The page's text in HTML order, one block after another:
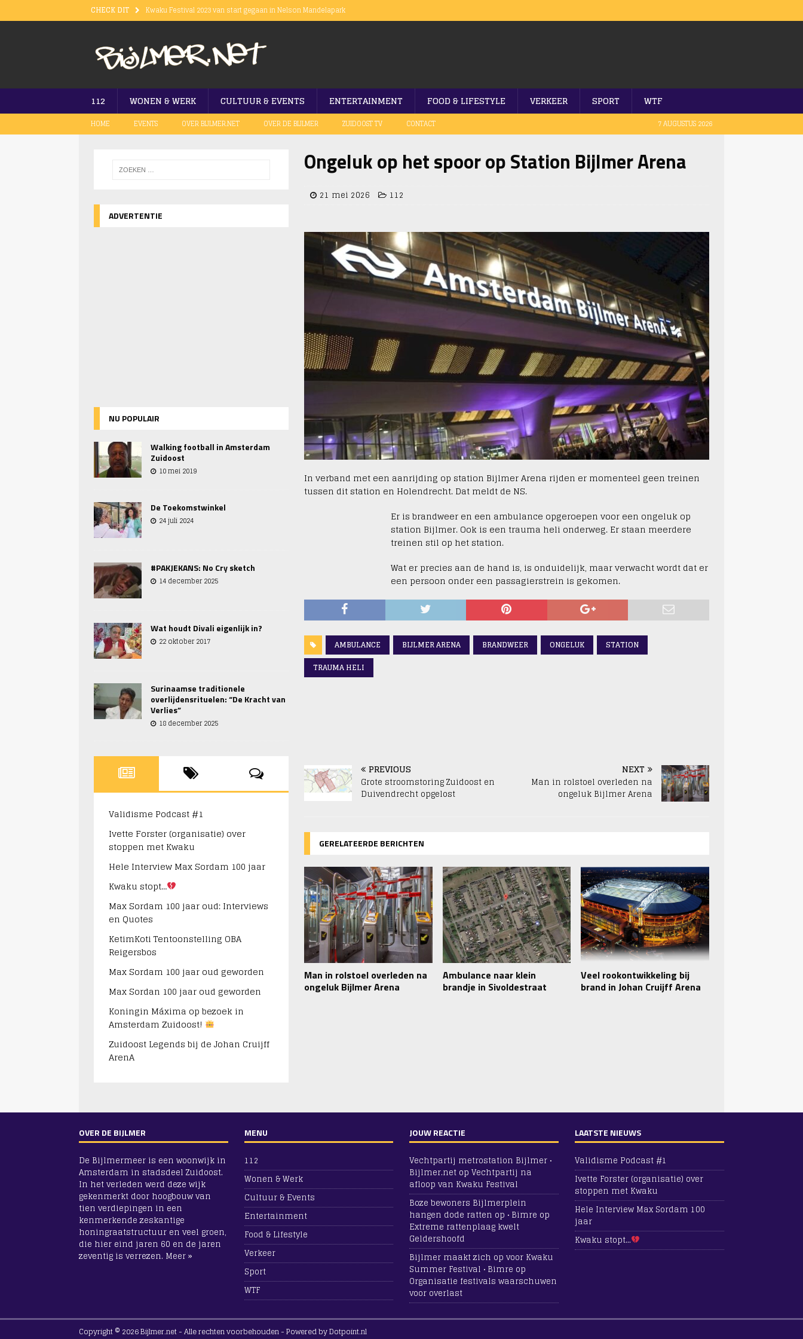
CHECK DIT
Kwaku Festival 2023 van start gegaan in Nelson Mandelapark
Omgeving Kwaku Summer Festival weer afgesloten
Vuurwapen gevonden bij bezoeker Kwaku Festival
112 WONEN & WERK CULTUUR & EVENTS ENTERTAINMENT FOOD & LIFESTYLE VERKEER SPORT WTF
HOME EVENTS OVER BIJLMER.NET OVER DE BIJLMER ZUIDOOST TV CONTACT 7 AUGUSTUS 2026
Ongeluk op het spoor op Station Bijlmer Arena
21 mei 2026 112
In verband met een aanrijding op station Bijlmer Arena rijden er momenteel geen treinen
tussen dit station en Holendrecht. Dat meldt de NS.
Er is brandweer en een ambulance opgeroepen voor een ongeluk op
station Bijlmer. Ook is een trauma heli onderweg. Er staan meerdere
treinen stil op het station.
Wat er precies aan de hand is, is onduidelijk, maar verwacht wordt dat er
een persoon onder een passagierstrein is gekomen.
AMBULANCE BIJLMER ARENA BRANDWEER ONGELUK
STATION
TRAUMA HELI
PREVIOUS
Grote stroomstoring Zuidoost en
Duivendrecht opgelost
NEXT
Man in rolstoel overleden na
ongeluk Bijlmer Arena
GERELATEERDE BERICHTEN
Man in rolstoel overleden na
ongeluk Bijlmer Arena
Ambulance naar klein
brandje in Sivoldestraat
Veel rookontwikkeling bij
brand in Johan Cruijff Arena
ADVERTENTIE
NU POPULAIR
Walking football in Amsterdam
Zuidoost
10 mei 2019
De Toekomstwinkel
24 juli 2024
#PAKJEKANS: No Cry sketch
14 december 2025
Wat houdt Divali eigenlijk in?
22 oktober 2017
Surinaamse traditionele
overlijdensrituelen: “De Kracht van
Verlies”
18 december 2025
Validisme Podcast #1
Ivette Forster (organisatie) over
stoppen met Kwaku
Hele Interview Max Sordam 100 jaar
Kwaku stopt…
Max Sordam 100 jaar oud: Interviews
en Quotes
KetimKoti Tentoonstelling OBA
Reigersbos
Max Sordam 100 jaar oud geworden
Max Sordan 100 jaar oud geworden
Koningin Máxima op bezoek in
Amsterdam Zuidoost!
Zuidoost Legends bij de Johan Cruijff
ArenA
OVER DE BIJLMER
De Bijlmermeer is een woonwijk in
Amsterdam in stadsdeel Zuidoost.
In het verleden werd deze wijk
gekenmerkt door hoogbouw van
tien verdiepingen in een
kenmerkende zeskantige
honingraatstructuur en veel groen,
die hier eind jaren 60 en de jaren
zeventig is verrezen. Meer »
MENU
112
Wonen & Werk
Cultuur & Events
Entertainment
Food & Lifestyle
Verkeer
Sport
WTF
JOUW REACTIE
Vechtpartij metrostation Bijlmer •
Bijlmer.net opVechtpartij na
afloop van Kwaku Festival
Boze bewoners Bijlmerplein
hangen dode ratten op • Bimre op
Extreme rattenplaag kwelt
Geldershoofd
Bijlmer maakt zich op voor Kwaku
Summer Festival • Bimre op
Organisatie festivals waarschuwen
voor overlast
LAATSTE NIEUWS
Validisme Podcast #1
Ivette Forster (organisatie) over
stoppen met Kwaku
Hele Interview Max Sordam 100
jaar
Kwaku stopt…
Copyright © 2026 Bijlmer.net - Alle rechten voorbehouden - Powered by Dotpoint.nl